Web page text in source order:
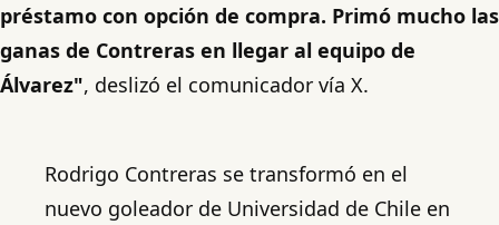
préstamo con opción de compra. Primó mucho las
ganas de Contreras en llegar al equipo de
Álvarez", deslizó el comunicador vía X.
Rodrigo Contreras se transformó en el
nuevo goleador de Universidad de Chile en